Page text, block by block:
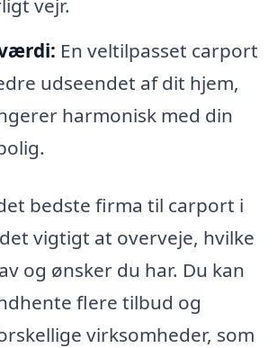
vejr.
En veltilpasset carport
udseendet af dit hjem,
harmonisk med din
bedste firma til carport i
vigtigt at overveje, hvilke
og ønsker du har. Du kan
flere tilbud og
virksomheder, som